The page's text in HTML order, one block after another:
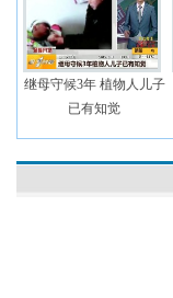
继母守候3年 植物人儿子
已有知觉